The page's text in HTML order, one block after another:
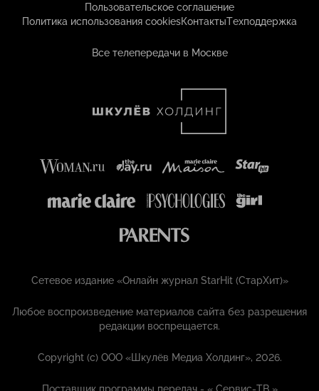
Пользовательское соглашение
Политика использования cookiesКонтактыТехподдержка
Все телепередачи в Москве
Сетевое издание «Онлайн журнал StarHit (СтарХит)»
Любое воспроизведение материалов сайта без разрешения
редакции воспрещается.
Copyright (с) ООО «Шкулёв Медиа Холдинг», 2026.